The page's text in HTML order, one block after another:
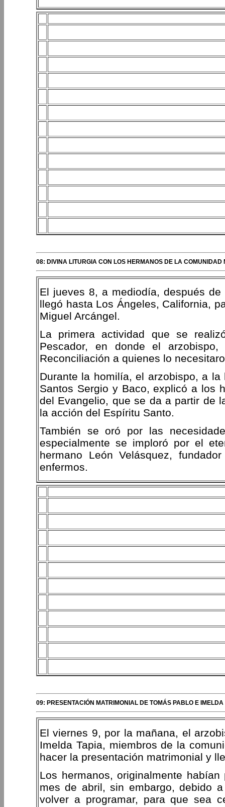
08: DIVINA LITURGIA CON LOS HERMANOS DE LA
El jueves 8, a mediodía, después
llegó hasta Los Ángeles, California,
Miguel Arcángel.
La primera actividad que se
Pescador, en donde el
Reconciliación a quienes lo
Durante la homilía, el arzobispo, a
Santos Sergio y Baco, explicó a los
del Evangelio, que se da a partir de
la acción del Espíritu Santo.
También se oró por las
especialmente se imploró por el
hermano León Velásquez,
enfermos.
09: PRESENTACIÓN MATRIMONIAL DE TOMÁS PABLO E
El viernes 9, por la mañana, el
Imelda Tapia, miembros de la
hacer la presentación matrimonial y
Los hermanos, originalmente
mes de abril, sin embargo, debido
volver a programar, para que sea